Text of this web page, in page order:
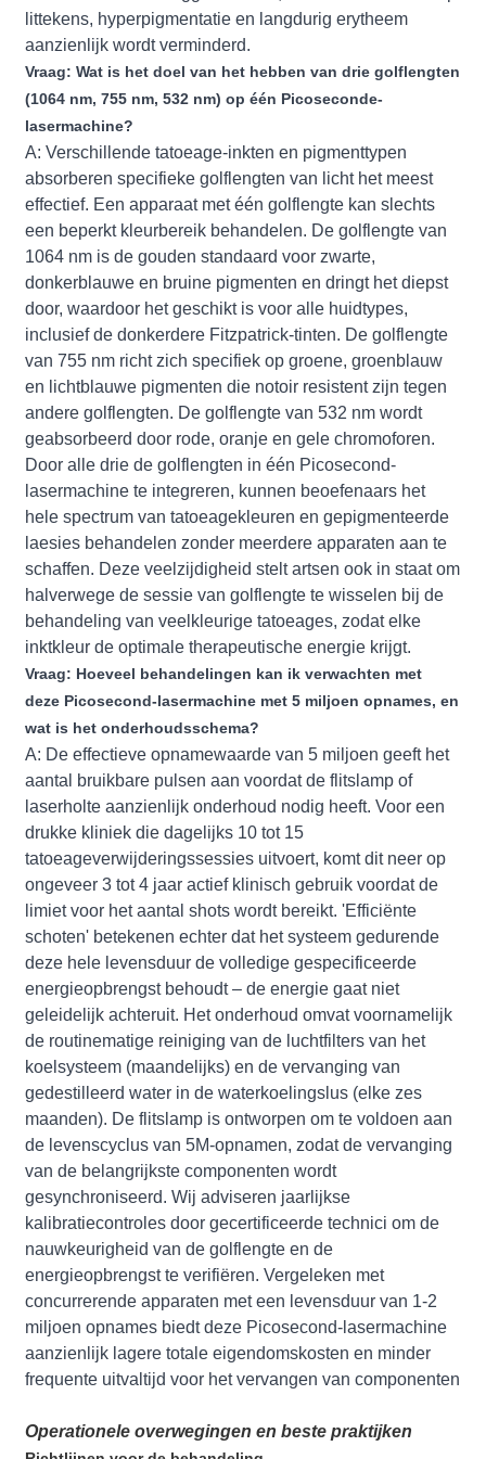
littekens, hyperpigmentatie en langdurig erytheem
aanzienlijk wordt verminderd.
Vraag: Wat is het doel van het hebben van drie golflengten
(1064 nm, 755 nm, 532 nm) op één Picoseconde-
lasermachine?
A: Verschillende tatoeage-inkten en pigmenttypen
absorberen specifieke golflengten van licht het meest
effectief. Een apparaat met één golflengte kan slechts
een beperkt kleurbereik behandelen. De golflengte van
1064 nm is de gouden standaard voor zwarte,
donkerblauwe en bruine pigmenten en dringt het diepst
door, waardoor het geschikt is voor alle huidtypes,
inclusief de donkerdere Fitzpatrick-tinten. De golflengte
van 755 nm richt zich specifiek op groene, groenblauw
en lichtblauwe pigmenten die notoir resistent zijn tegen
andere golflengten. De golflengte van 532 nm wordt
geabsorbeerd door rode, oranje en gele chromoforen.
Door alle drie de golflengten in één Picosecond-
lasermachine te integreren, kunnen beoefenaars het
hele spectrum van tatoeagekleuren en gepigmenteerde
laesies behandelen zonder meerdere apparaten aan te
schaffen. Deze veelzijdigheid stelt artsen ook in staat om
halverwege de sessie van golflengte te wisselen bij de
behandeling van veelkleurige tatoeages, zodat elke
inktkleur de optimale therapeutische energie krijgt.
Vraag: Hoeveel behandelingen kan ik verwachten met
deze Picosecond-lasermachine met 5 miljoen opnames, en
wat is het onderhoudsschema?
A: De effectieve opnamewaarde van 5 miljoen geeft het
aantal bruikbare pulsen aan voordat de flitslamp of
laserholte aanzienlijk onderhoud nodig heeft. Voor een
drukke kliniek die dagelijks 10 tot 15
tatoeageverwijderingssessies uitvoert, komt dit neer op
ongeveer 3 tot 4 jaar actief klinisch gebruik voordat de
limiet voor het aantal shots wordt bereikt. 'Efficiënte
schoten' betekenen echter dat het systeem gedurende
deze hele levensduur de volledige gespecificeerde
energieopbrengst behoudt – de energie gaat niet
geleidelijk achteruit. Het onderhoud omvat voornamelijk
de routinematige reiniging van de luchtfilters van het
koelsysteem (maandelijks) en de vervanging van
gedestilleerd water in de waterkoelingslus (elke zes
maanden). De flitslamp is ontworpen om te voldoen aan
de levenscyclus van 5M-opnamen, zodat de vervanging
van de belangrijkste componenten wordt
gesynchroniseerd. Wij adviseren jaarlijkse
kalibratiecontroles door gecertificeerde technici om de
nauwkeurigheid van de golflengte en de
energieopbrengst te verifiëren. Vergeleken met
concurrerende apparaten met een levensduur van 1-2
miljoen opnames biedt deze Picosecond-lasermachine
aanzienlijk lagere totale eigendomskosten en minder
frequente uitvaltijd voor het vervangen van componenten
Operationele overwegingen en beste praktijken